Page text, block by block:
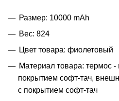
Размер: 10000 mAh
Вес: 824
Цвет товара: фиолетовый
Материал товара: термос
покрытием софт-тач,
с покрытием софт-тач